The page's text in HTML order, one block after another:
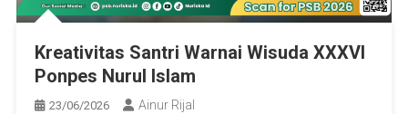
Kreativitas Santri Warnai Wisuda XXXVI
Ponpes Nurul Islam
23/06/2026 Ainur Rijal